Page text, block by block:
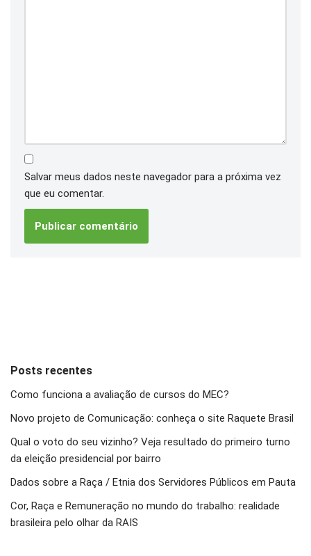
Salvar meus dados neste navegador para a próxima vez
que eu comentar.
Posts recentes
Como funciona a avaliação de cursos do MEC?
Novo projeto de Comunicação: conheça o site Raquete Brasil
Qual o voto do seu vizinho? Veja resultado do primeiro turno
da eleição presidencial por bairro
Dados sobre a Raça / Etnia dos Servidores Públicos em Pauta
Cor, Raça e Remuneração no mundo do trabalho: realidade
brasileira pelo olhar da RAIS